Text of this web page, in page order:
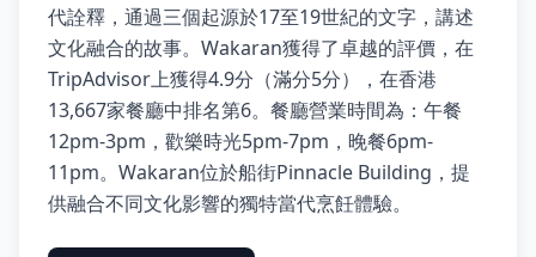
代詮釋，通過三個起源於17至19世紀的文字，講述
文化融合的故事。Wakaran獲得了卓越的評價，在
TripAdvisor上獲得4.9分（滿分5分），在香港
13,667家餐廳中排名第6。餐廳營業時間為：午餐
12pm-3pm，歡樂時光5pm-7pm，晚餐6pm-
11pm。Wakaran位於船街Pinnacle Building，提
供融合不同文化影響的獨特當代烹飪體驗。